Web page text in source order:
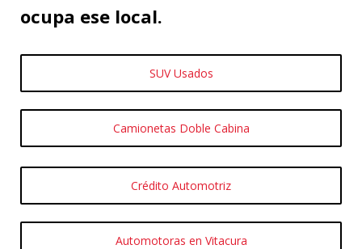
ocupa ese local.
SUV Usados
Camionetas Doble Cabina
Crédito Automotriz
Automotoras en Vitacura